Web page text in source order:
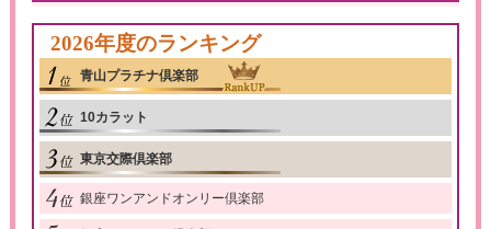
2026年度のランキング
青山プラチナ倶楽部
10カラット
東京交際倶楽部
銀座ワンアンドオンリー倶楽部